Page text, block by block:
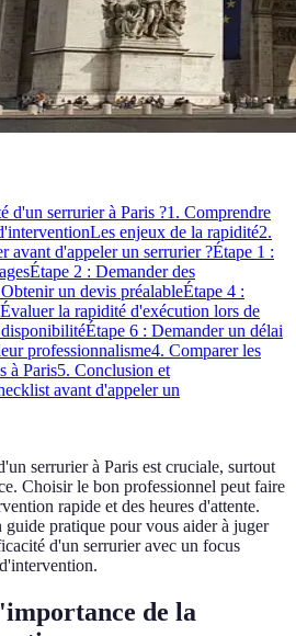
d'un serrurier à Paris ?1. Comprendre
Les enjeux de la rapidité2.
avant d'appeler un serrurier ?Étape 1 :
Étape 2 : Demander des
un devis préalableÉtape 4 :
la rapidité d'exécution lors de
Étape 6 : Demander un délai
professionnalisme4. Comparer les
à Paris5. Conclusion et
avant d'appeler un
serrurier à Paris est cruciale, surtout
Choisir le bon professionnel peut faire
rapide et des heures d'attente.
pratique pour vous aider à juger
d'un serrurier avec un focus
de la